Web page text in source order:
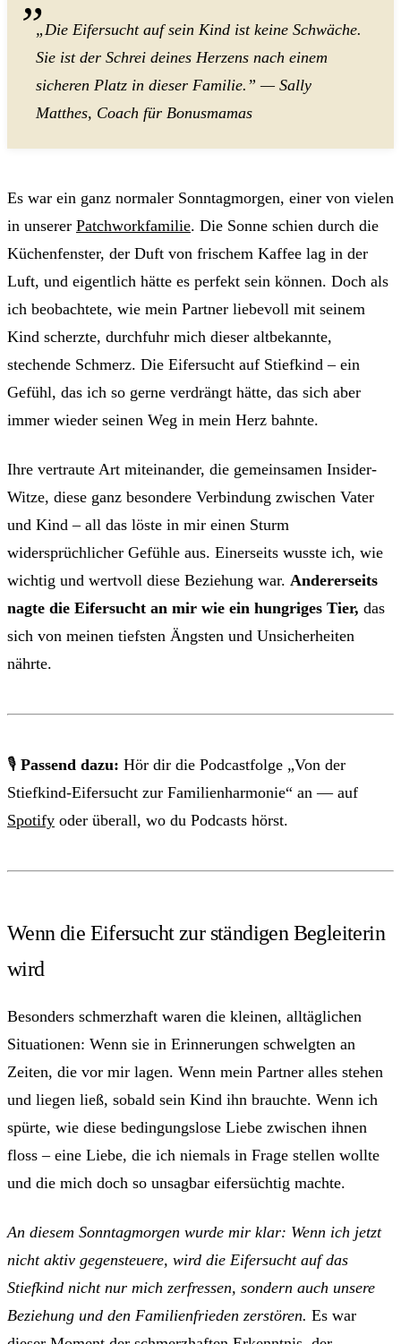
„Die Eifersucht auf sein Kind ist keine Schwäche.
Sie ist der Schrei deines Herzens nach einem
sicheren Platz in dieser Familie.” — Sally
Matthes, Coach für Bonusmamas
Es war ein ganz normaler Sonntagmorgen, einer von vielen
in unserer Patchworkfamilie. Die Sonne schien durch die
Küchenfenster, der Duft von frischem Kaffee lag in der
Luft, und eigentlich hätte es perfekt sein können. Doch als
ich beobachtete, wie mein Partner liebevoll mit seinem
Kind scherzte, durchfuhr mich dieser altbekannte,
stechende Schmerz. Die Eifersucht auf Stiefkind – ein
Gefühl, das ich so gerne verdrängt hätte, das sich aber
immer wieder seinen Weg in mein Herz bahnte.
Ihre vertraute Art miteinander, die gemeinsamen Insider-
Witze, diese ganz besondere Verbindung zwischen Vater
und Kind – all das löste in mir einen Sturm
widersprüchlicher Gefühle aus. Einerseits wusste ich, wie
wichtig und wertvoll diese Beziehung war. Andererseits
nagte die Eifersucht an mir wie ein hungriges Tier, das
sich von meinen tiefsten Ängsten und Unsicherheiten
nährte.
🎙 Passend dazu: Hör dir die Podcastfolge „Von der
Stiefkind-Eifersucht zur Familienharmonie“ an — auf
Spotify oder überall, wo du Podcasts hörst.
Wenn die Eifersucht zur ständigen Begleiterin
wird
Besonders schmerzhaft waren die kleinen, alltäglichen
Situationen: Wenn sie in Erinnerungen schwelgten an
Zeiten, die vor mir lagen. Wenn mein Partner alles stehen
und liegen ließ, sobald sein Kind ihn brauchte. Wenn ich
spürte, wie diese bedingungslose Liebe zwischen ihnen
floss – eine Liebe, die ich niemals in Frage stellen wollte
und die mich doch so unsagbar eifersüchtig machte.
An diesem Sonntagmorgen wurde mir klar: Wenn ich jetzt
nicht aktiv gegensteuere, wird die Eifersucht auf das
Stiefkind nicht nur mich zerfressen, sondern auch unsere
Beziehung und den Familienfrieden zerstören. Es war